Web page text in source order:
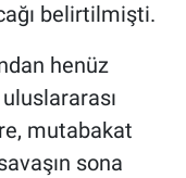
belirtilmişti.
henüz
mutabakat
sona